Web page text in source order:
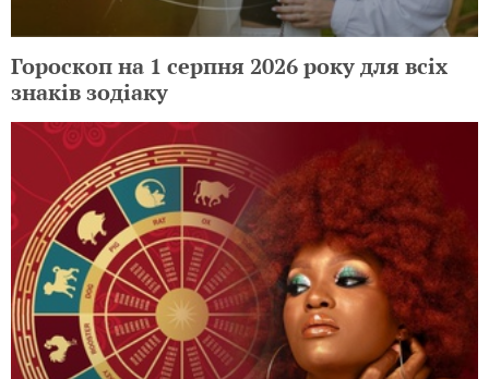
Гороскоп на 1 серпня 2026 року для всіх
знаків зодіаку